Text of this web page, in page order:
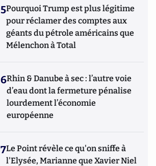
5Pourquoi Trump est plus légitime
pour réclamer des comptes aux
géants du pétrole américains que
Mélenchon à Total
6Rhin & Danube à sec : l’autre voie
d’eau dont la fermeture pénalise
lourdement l’économie
européenne
7Le Point révèle ce qu'on sniffe à
l'Elysée, Marianne que Xavier Niel